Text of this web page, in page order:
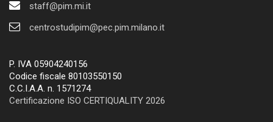
staff@pim.mi.it
centrostudipim@pec.pim.milano.it
P. IVA 05904240156
Codice fiscale 80103550150
C.C.I.A.A. n. 1571274
Certificazione ISO CERTIQUALITY 2026